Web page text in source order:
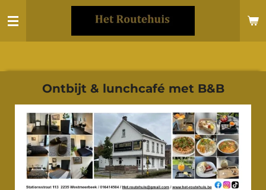
direct
Ontbijt & lunchcafé met B&B